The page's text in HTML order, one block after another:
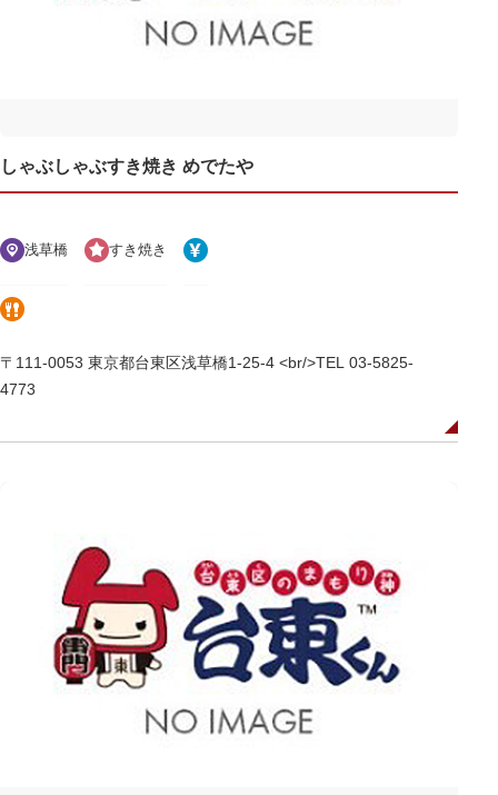
しゃぶしゃぶすき焼き めでたや
浅草橋 すき焼き
〒111-0053 東京都台東区浅草橋1-25-4 <br/>TEL 03-5825-
4773